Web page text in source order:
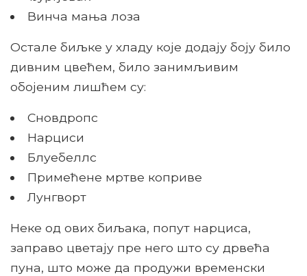
Винча мања лоза
Остале биљке у хладу које додају боју било
дивним цвећем, било занимљивим
обојеним лишћем су:
Сновдропс
Нарциси
Блуебеллс
Примећене мртве коприве
Лунгворт
Неке од ових биљака, попут нарциса,
заправо цветају пре него што су дрвећа
пуна, што може да продужи временски